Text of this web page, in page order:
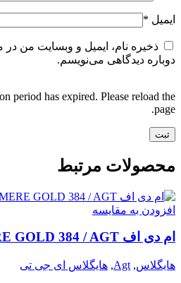
ایمیل *
ذخیره نام، ایمیل و وبسایت من
دوباره دیدگاهی می‌نویسم.
period has expired. Please reload the
page.
محصولات مرتبط
افزودن به مقایسه
ام دی اف MATT CASHMERE GOLD 384 / AGT
هایگلاس,
Agt
, هایگلاس ای جی تی